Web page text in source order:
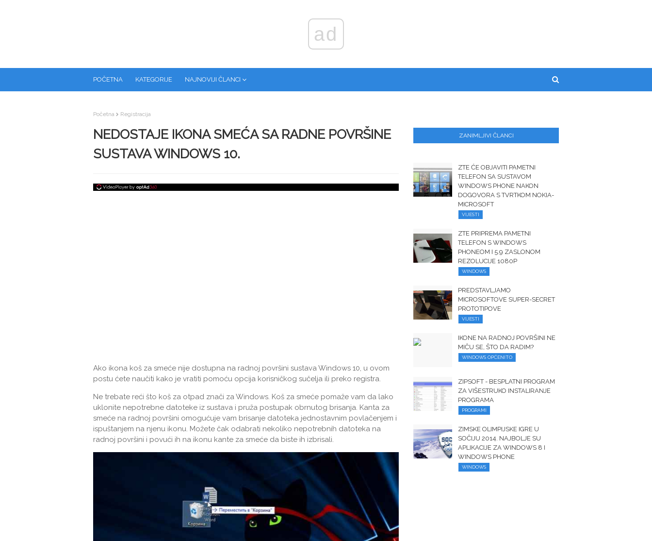
ad
POČETNA KATEGORIJE NAJNOVIJI ČLANCI
Početna Registracija
NEDOSTAJE IKONA SMEĆA SA RADNE POVRŠINE
SUSTAVA WINDOWS 10.
Ako ikona koš za smeće nije dostupna na radnoj površini sustava Windows 10, u ovom
postu ćete naučiti kako je vratiti pomoću opcija korisničkog sučelja ili preko registra.
Ne trebate reći što koš za otpad znači za Windows. Koš za smeće pomaže vam da lako
uklonite nepotrebne datoteke iz sustava i pruža postupak obrnutog brisanja. Kanta za
smeće na radnoj površini omogućuje vam brisanje datoteka jednostavnim povlačenjem i
ispuštanjem na njenu ikonu. Možete čak odabrati nekoliko nepotrebnih datoteka na
radnoj površini i povući ih na ikonu kante za smeće da biste ih izbrisali.
ZANIMLJIVI ČLANCI
ZTE ĆE OBJAVITI PAMETNI
TELEFON SA SUSTAVOM
WINDOWS PHONE NAKON
DOGOVORA S TVRTKOM NOKIA-
MICROSOFT
VIJESTI
ZTE PRIPREMA PAMETNI
TELEFON S WINDOWS
PHONEOM I 5.9 ZASLONOM
REZOLUCIJE 1080P
WINDOWS
PREDSTAVLJAMO
MICROSOFTOVE SUPER-SECRET
PROTOTIPOVE
VIJESTI
IKONE NA RADNOJ POVRŠINI NE
MIČU SE, ŠTO DA RADIM?
WINDOWS OPĆENITO
ZIPSOFT - BESPLATNI PROGRAM
ZA VIŠESTRUKO INSTALIRANJE
PROGRAMA
PROGRAMI
ZIMSKE OLIMPIJSKE IGRE U
SOČIJU 2014. NAJBOLJE SU
APLIKACIJE ZA WINDOWS 8 I
WINDOWS PHONE
WINDOWS